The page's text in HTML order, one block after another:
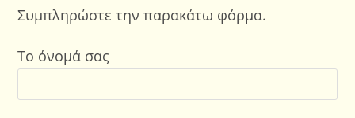
Συμπληρώστε την παρακάτω φόρμα.
Το όνομά σας